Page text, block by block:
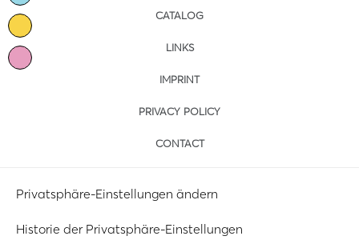
CATALOG
LINKS
IMPRINT
PRIVACY POLICY
CONTACT
Privatsphäre-Einstellungen ändern
Historie der Privatsphäre-Einstellungen